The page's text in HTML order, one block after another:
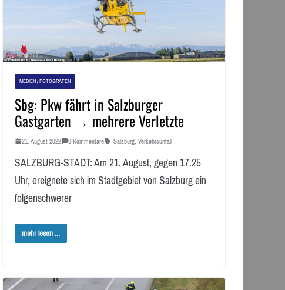
MEDIEN / FOTOGRAFEN
Sbg: Pkw fährt in Salzburger
Gastgarten → mehrere Verletzte
21. August 2022 0 Kommentare Salzburg, Verkehrsunfall
SALZBURG-STADT: Am 21. August, gegen 17.25
Uhr, ereignete sich im Stadtgebiet von Salzburg ein
folgenschwerer
mehr lesen ...